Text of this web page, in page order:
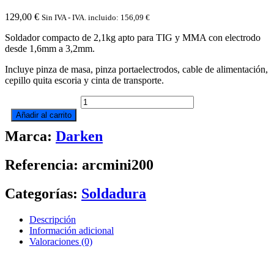
129,00 € Sin IVA - IVA. incluido: 156,09 €
Soldador compacto de 2,1kg apto para TIG y MMA con electrodo
desde 1,6mm a 3,2mm.
Incluye pinza de masa, pinza portaelectrodos, cable de alimentación,
cepillo quita escoria y cinta de transporte.
SOLDADOR
INVERTER
AMP
DARKEN
PANTALLA
cantidad
Añadir al carrito
Marca: Darken
Referencia: arcmini200
Categorías: Soldadura
Descripción
Información adicional
Valoraciones (0)